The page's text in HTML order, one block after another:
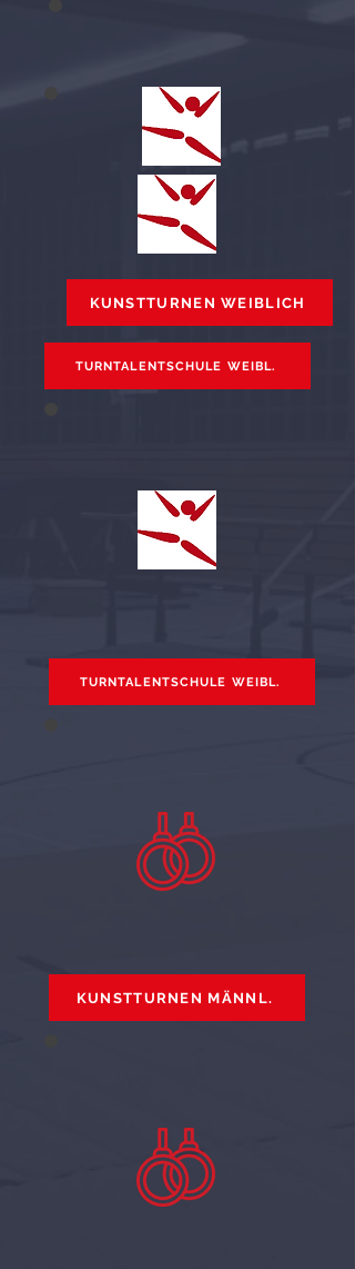
KUNSTTURNEN WEIBLICH
TURNTALENTSCHULE WEIBL.
TURNTALENTSCHULE WEIBL.
KUNSTTURNEN MÄNNL.